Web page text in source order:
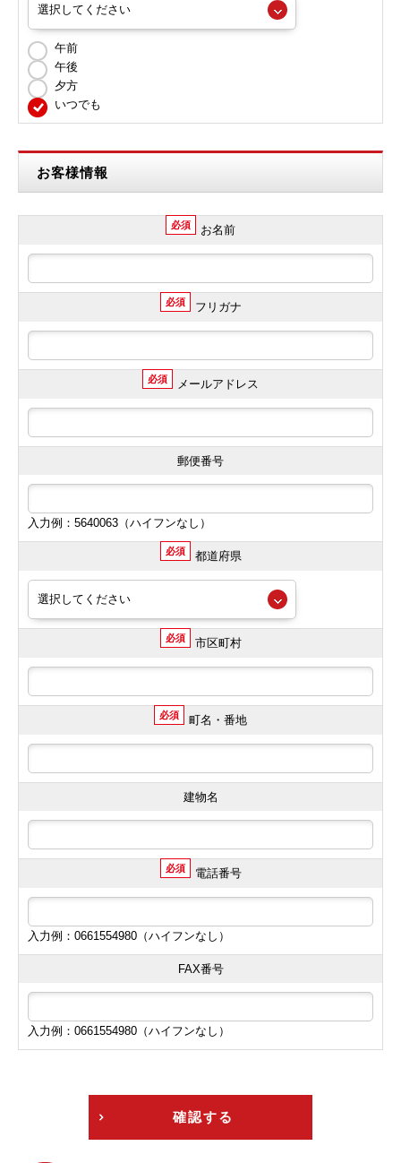
午前
午後
夕方
いつでも
お客様情報
必須 お名前
必須 フリガナ
必須 メールアドレス
郵便番号
入力例：5640063（ハイフンなし）
必須 都道府県
必須 市区町村
必須 町名・番地
建物名
必須 電話番号
入力例：0661554980（ハイフンなし）
FAX番号
入力例：0661554980（ハイフンなし）
確認する